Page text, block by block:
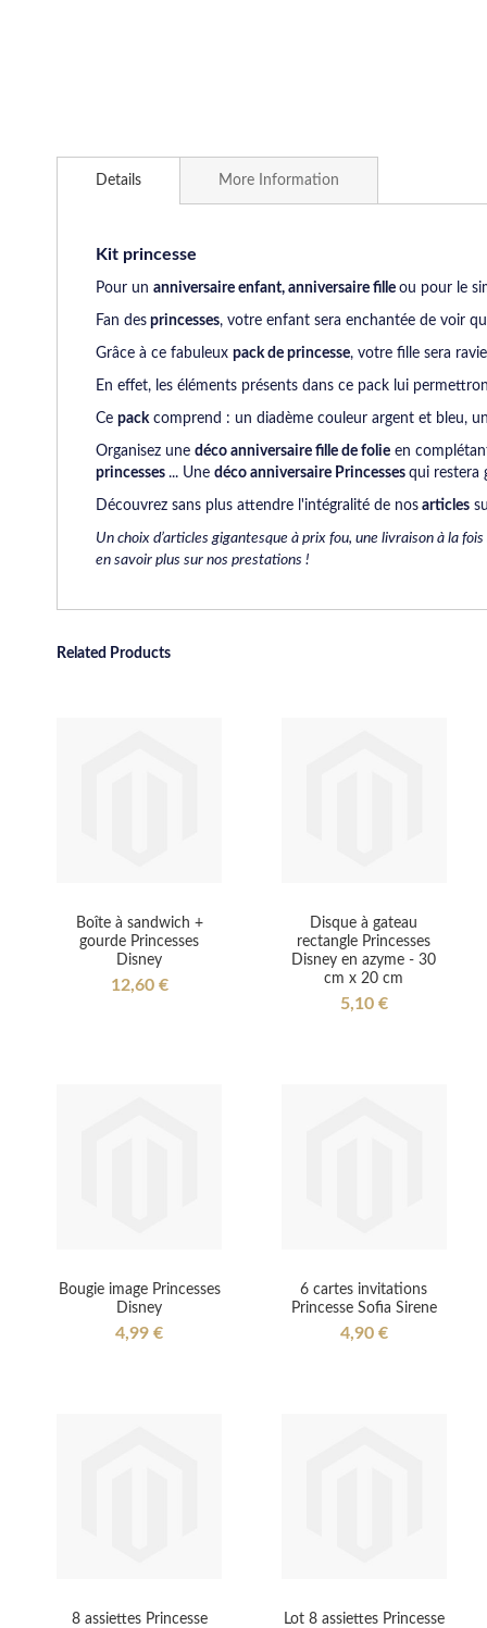
to
gallery
Details
Kit princesse
Pour un anniversaire enfant, anniversaire fille ou pour le
Fan des princesses, votre enfant sera enchantée de voir
Grâce à ce fabuleux pack de princesse, votre fille sera
En effet, les éléments présents dans ce pack lui
Ce packcomprend : un diadème couleur argent et bleu,
Organisez une déco anniversaire fille de folie en
princesses ... Une déco anniversaire Princesses qui restera
Découvrez sans plus attendre l'intégralité de nos articles
Un choix d’articles gigantesque à prix fou, une livraison à la
en savoir plus sur nos prestations !
More Information
Related Products
Boîte à sandwich +
gourde Princesses
Disney
12,60 €
Disque à gateau
rectangle Princesses
Disney en azyme - 30
cm x 20 cm
5,10 €
Bougie image Princesses
Disney
4,99 €
6 cartes invitations
Princesse Sofia Sirene
4,90 €
8 assiettes Princesse
Lot 8 assiettes Princesse